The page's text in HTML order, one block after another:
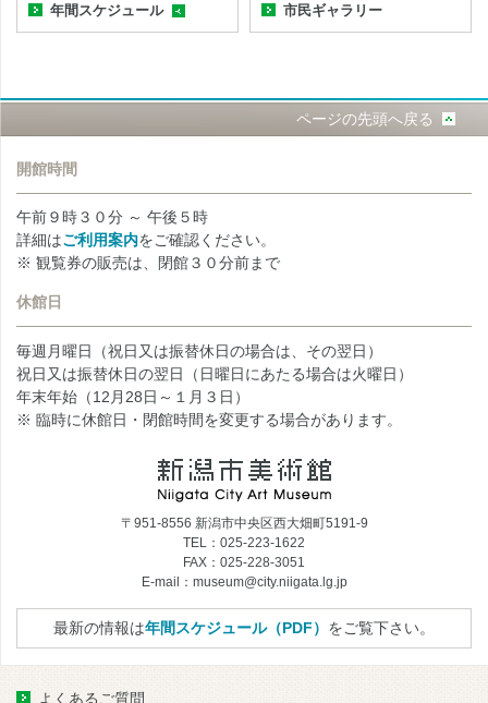
年間スケジュール 市民ギャラリー
ページの先頭へ戻る
開館時間
午前９時３０分 ～ 午後５時
詳細はご利用案内をご確認ください。
※ 観覧券の販売は、閉館３０分前まで
休館日
毎週月曜日（祝日又は振替休日の場合は、その翌日）
祝日又は振替休日の翌日（日曜日にあたる場合は火曜日）
年末年始（12月28日～１月３日）
※ 臨時に休館日・閉館時間を変更する場合があります。
〒951-8556 新潟市中央区西大畑町5191-9
TEL：025-223-1622
FAX：025-228-3051
E-mail：museum@city.niigata.lg.jp
最新の情報は年間スケジュール（PDF） をご覧下さい。
よくあるご質問